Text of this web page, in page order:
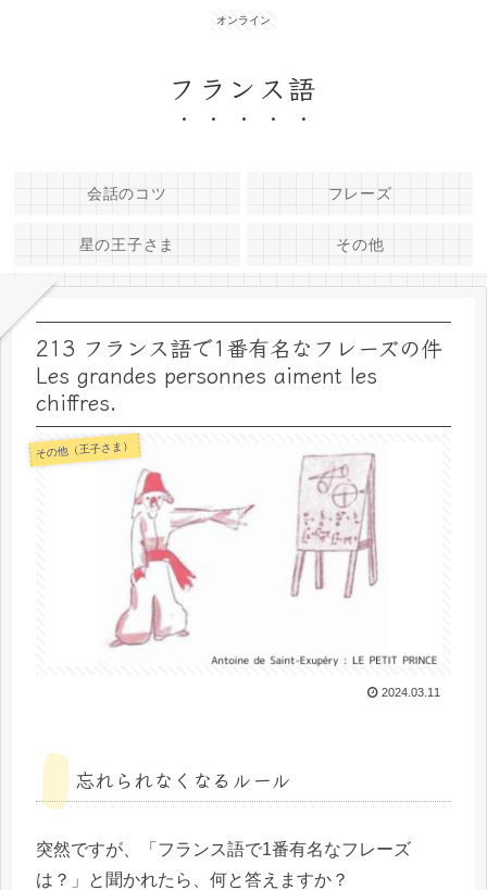
オンライン
フランス語
会話のコツ フレーズ
星の王子さま その他
213 フランス語で1番有名なフレーズの件
Les grandes personnes aiment les
chiffres.
その他（王子さま）
2024.03.11
忘れられなくなるルール
突然ですが、「フランス語で1番有名なフレーズ
は？」と聞かれたら、何と答えますか？